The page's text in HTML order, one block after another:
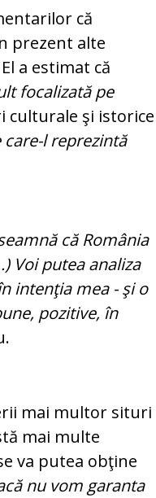
că
prezent alte
a estimat că
focalizată pe
culturale şi istorice
l reprezintă
că România
Voi putea analiza
intenţia mea - şi o
pozitive, în
mai multor situri
mai multe
va putea obţine
nu vom garanta